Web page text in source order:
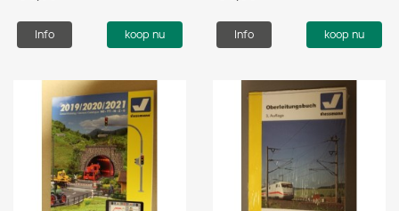
Info koop nu Info koop nu